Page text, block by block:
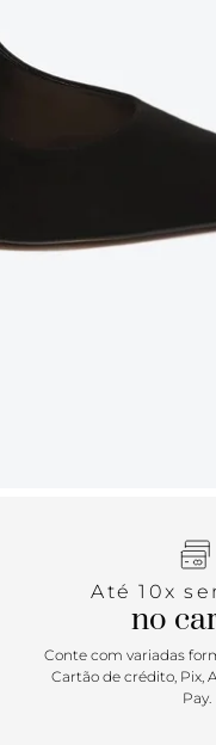
Até 10x
no
Conte com variadas
Cartão de crédito, Pix,
Pay.